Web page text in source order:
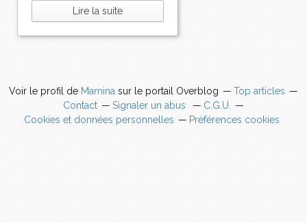
Lire la suite
Voir le profil de Mamina sur le portail Overblog
Top articles
Contact
Signaler un abus
C.G.U.
Cookies et données personnelles
Préférences cookies